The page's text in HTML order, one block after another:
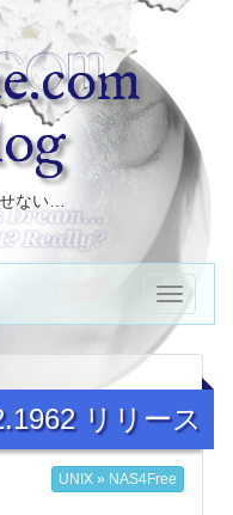
ない…
リリース
UNIX » NAS4Free